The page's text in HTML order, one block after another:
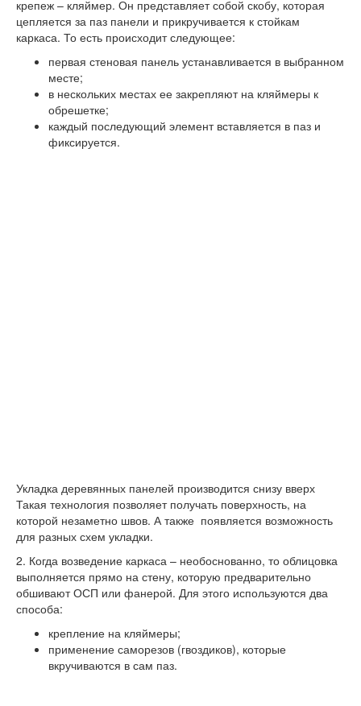
крепеж – кляймер. Он представляет собой скобу, которая
цепляется за паз панели и прикручивается к стойкам
каркаса. То есть происходит следующее:
первая стеновая панель устанавливается в выбранном
месте;
в нескольких местах ее закрепляют на кляймеры к
обрешетке;
каждый последующий элемент вставляется в паз и
фиксируется.
Укладка деревянных панелей производится снизу вверх
Такая технология позволяет получать поверхность, на
которой незаметно швов. А также появляется возможность
для разных схем укладки.
2. Когда возведение каркаса – необоснованно, то облицовка
выполняется прямо на стену, которую предварительно
обшивают ОСП или фанерой. Для этого используются два
способа:
крепление на кляймеры;
применение саморезов (гвоздиков), которые
вкручиваются в сам паз.